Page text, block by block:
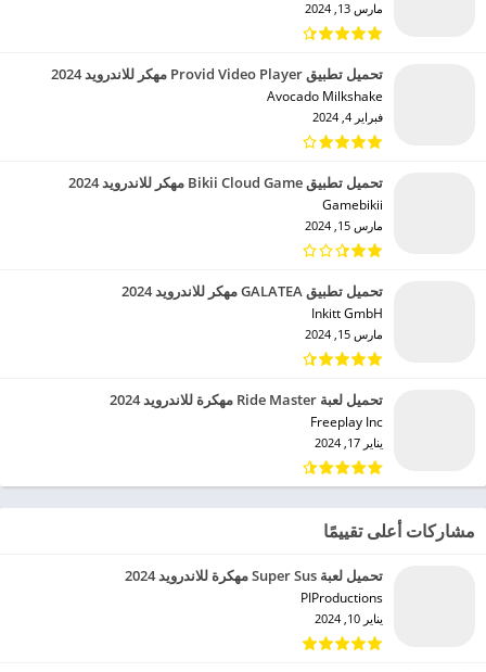
مارس 13, 2024
تحميل تطبيق Provid Video Player مهكر للاندرويد 2024
Avocado Milkshake‏
فبراير 4, 2024
تحميل تطبيق Bikii Cloud Game مهكر للاندرويد 2024
Gamebikii‏
مارس 15, 2024
تحميل تطبيق GALATEA مهكر للاندرويد 2024
Inkitt GmbH‏
مارس 15, 2024
تحميل لعبة Ride Master مهكرة للاندرويد 2024
Freeplay Inc‏
يناير 17, 2024
مشاركات أعلى تقييمًا
تحميل لعبة Super Sus مهكرة للاندرويد 2024
PIProductions‏
يناير 10, 2024